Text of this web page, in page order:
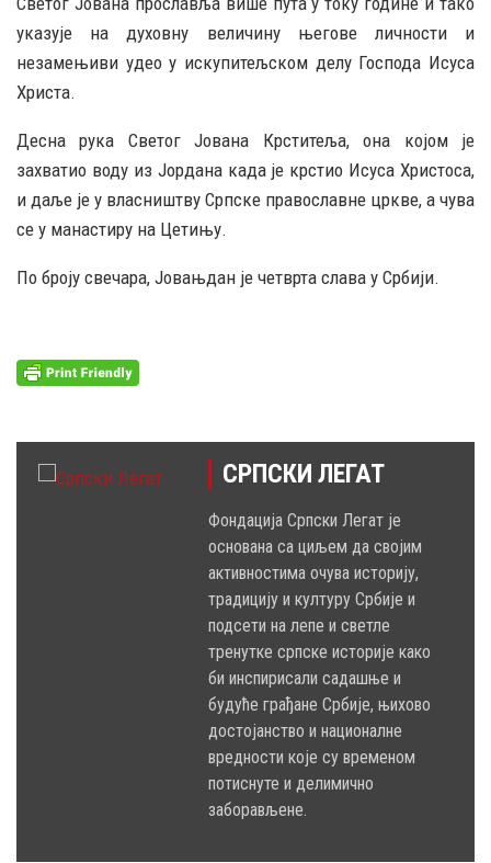
указује на духовну величину његове личности и
незамењиви удео у искупитељском делу Господа Исуса
Христа.
Десна рука Светог Јована Крститеља, она којом је
захватио воду из Јордана када је крстио Исуса Христоса,
и даље је у власништву Српске православне цркве, а чува
се у манастиру на Цетињу.
По броју свечара, Јовањдан је четврта слава у Србији.
СРПСКИ ЛЕГАТ
Фондација Српски Легат је
основана са циљем да својим
активностима очува историју,
традицију и културу Србије и
подсети на лепе и светле
тренутке српске историје како
би инспирисали садашње и
будуће грађане Србије, њихово
достојанство и националне
вредности које су временом
потиснуте и делимично
заборављене.